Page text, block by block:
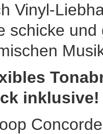
Vinyl-
schicke
inklusive!